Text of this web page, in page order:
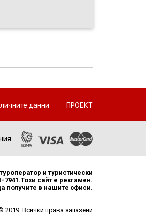
данни ПРОЕКТ
и туристически
7941.Този сайт е рекламен.
получите в нашите офиси.
2019. Всички права запазени